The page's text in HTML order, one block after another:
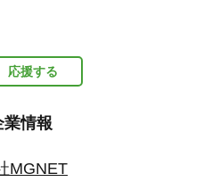
応援する
業情報
MGNET